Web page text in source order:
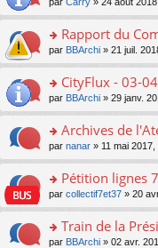
e
nt
s
c
e
nt
lu
pl
u
s
c
e
nt
e
n
o
lu
pl
u
s
c
e
nt
s
a
g
e
n
n
lu
le
pl
u
c
e
nt
er
le
m
e
a
g
e
n
n
le
pl
u
ré
n
ult
er
le
m
e
a
g
e
n
n
le
pl
o
n
ult
er
le
m
e
a
g
e
n
Rapport du
par BBArchi » 21 juil.
o
n
ult
er
le
m
e
a
g
CityFlux - 03-
par BBArchi » 29 janv.
o
n
ult
er
le
m
e
Archives de
par nanar » 11 mai
o
n
ult
Pétition lignes
par collectif7et37 » 20
o
Train de la
par BBArchi » 02 avr.